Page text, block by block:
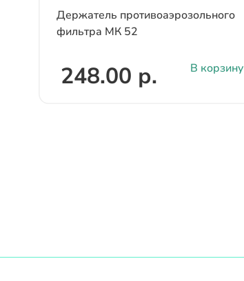
Держатель противоаэрозольного
фильтра МК 52
248.00 р. В корзину